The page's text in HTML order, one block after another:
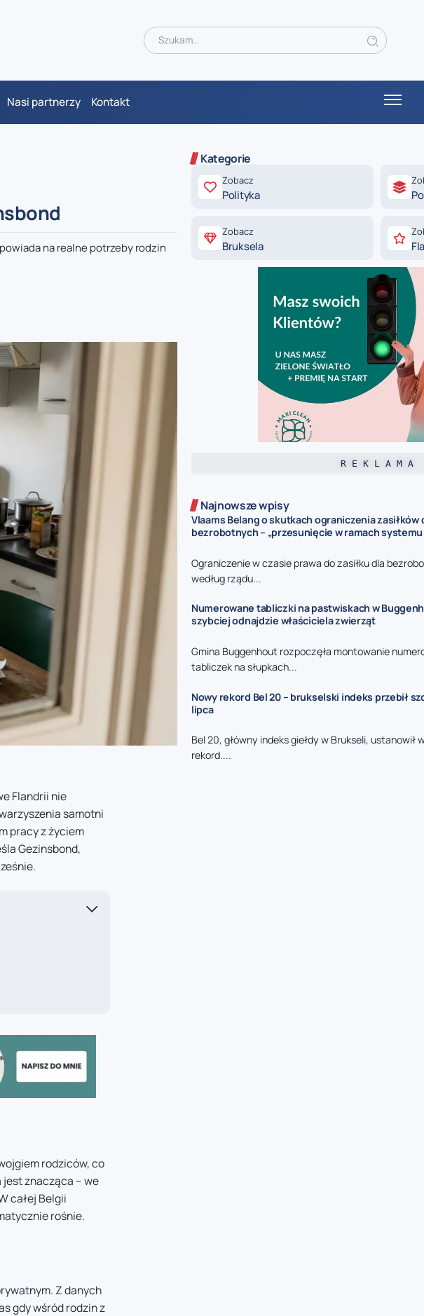
Nasi partnerzy Kontakt
na realne potrzeby rodzin
Flandrii nie
samotni
pracy z życiem
Gezinsbond,
rodziców, co
znacząca – we
całej Belgii
rośnie.
Z danych
gdy wśród rodzin z
Kategorie
Zobacz
Polityka
Zobacz
Bruksela
R E K L A M A
Najnowsze wpisy
Vlaams Belang o skutkach ograniczenia zasiłków
bezrobotnych – „przesunięcie w ramach systemu
Ograniczenie w czasie prawa do zasiłku dla
według rządu...
Numerowane tabliczki na pastwiskach w
szybciej odnajdzie właściciela zwierząt
Gmina Buggenhout rozpoczęła montowanie
tabliczek na słupkach...
Nowy rekord Bel 20 – brukselski indeks przebił
lipca
Bel 20, główny indeks giełdy w Brukseli, ustanowił
rekord....